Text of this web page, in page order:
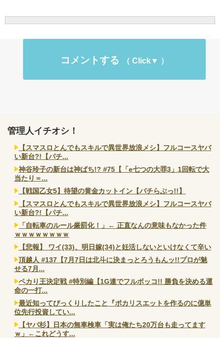
コメントする
管理人イチオシ！
【スマスロとんでもスキルで異世界放浪メシ】フルコースヤバ
い新台?!【パチ...
神谷玲子の新台は神ぱち!? #75【「e七つの大罪3」1回転で大
当たり＝...
【戦国乙女5】待望の黄金カットイン【パチらぶっ!!】
【スマスロとんでもスキルで異世界放浪メシ】フルコースヤバ
い新台?!【パチ...
「自転車のルール厳罰化！」← 正直なんの意味もなかった件
ｗｗｗｗｗｗｗｗ
【悲報】 ワイ(33)、明日嫁(34)と妊活しないといけなくて辛い
頂越人 #137【7月7日は北斗に決まっとろうもんッ!!プロが魅
せる7月...
ペカり王決定戦 #特別編【1G連でフルボッコ!! 勝負を決める運
命の一打...
最近知ってびっくりしたこと『ポカリスエットを作るのに億単
位先行投資してい...
【ヤバ杉】日本の無車検車「実は俺たち20万台も走ってます
ｗ」←これどうす...